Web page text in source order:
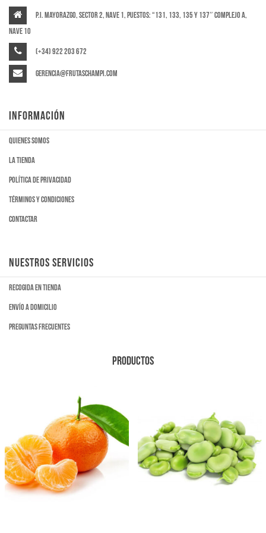
P.I. Mayorazgo, Sector 2, Nave 1, puestos: “131, 133, 135 y 137″ Complejo A,
Nave 10
(+34) 922 203 672
gerencia@frutaschampi.com
INFORMACIÓN
Quienes somos
La tienda
Política de privacidad
Términos y condiciones
Contactar
NUESTROS SERVICIOS
Recogida en tienda
Envío a domicilio
Preguntas frecuentes
PRODUCTOS